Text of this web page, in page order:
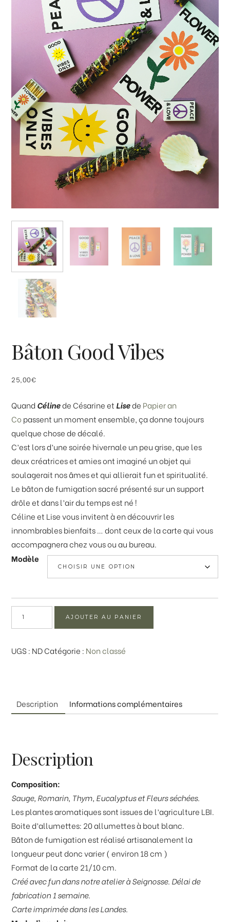
Bâton Good Vibes
25,00€
Quand Célinede Césarine et Lisede Papier an
Co passent un moment ensemble, ça donne toujours
quelque chose de décalé.
C’est lors d’une soirée hivernale un peu grise, que les
deux créatrices et amies ont imaginé un objet qui
soulagerait nos âmes et qui allierait fun et spiritualité.
Le bâton de fumigation sacré présenté sur un support
drôle et dans l’air du temps est né !
Céline et Lise vous invitent à en découvrir les
innombrables bienfaits … dont ceux de la carte qui vous
accompagnera chez vous ou au bureau.
Modèle
quantité
de
Good
AJOUTER AU PANIER
UGS : NDCatégorie : Non classé
Description Informations complémentaires
Description
Composition:
Sauge, Romarin, Thym, Eucalyptus et Fleurs séchées.
Les plantes aromatiques sont issues de l’agriculture LBI.
Boite d’allumettes: 20 allumettes à bout blanc.
Bâton de fumigation est réalisé artisanalement la
longueur peut donc varier ( environ 18 cm )
Format de la carte 21/10 cm.
Créé avec fun dans notre atelier à Seignosse. Délai de
fabrication 1 semaine.
Carte imprimée dans les Landes.